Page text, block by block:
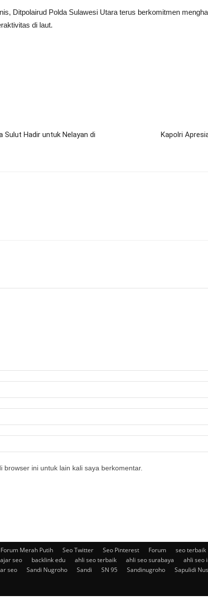
Ditpolairud Polda Sulawesi Utara terus berkomitmen
di laut.
Sulut Hadir untuk Nelayan di
Kapolri
ini untuk lain kali saya berkomentar.
Forum Merah Putih Seo Twitter Seo Pinterest Forum seo terbaik
seo backlink edu ahli seo terbaik ahli seo surabaya ahli seo
seo Sandi Nugroho Sandi SN 95 Sandinugroho Sapulidi